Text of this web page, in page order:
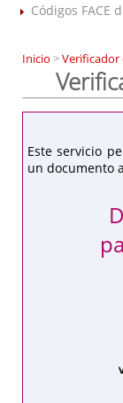
Códigos FACE
Inicio >Verificador
Este servicio
un documento